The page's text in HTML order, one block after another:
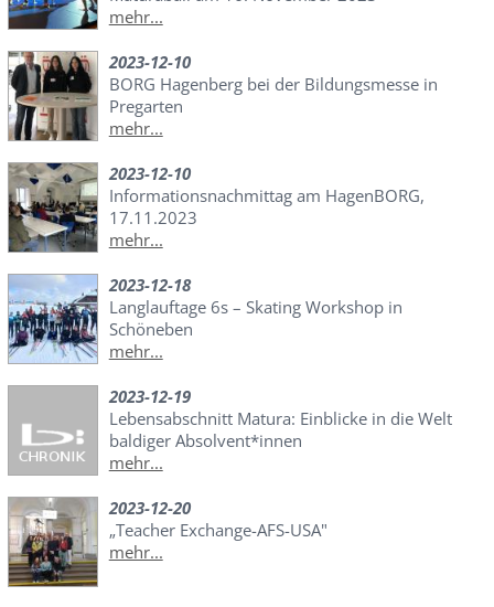
mehr...
2023-12-10
BORG Hagenberg bei der Bildungsmesse in
Pregarten
mehr...
2023-12-10
Informationsnachmittag am HagenBORG,
17.11.2023
mehr...
2023-12-18
Langlauftage 6s – Skating Workshop in
Schöneben
mehr...
2023-12-19
Lebensabschnitt Matura: Einblicke in die Welt
baldiger Absolvent*innen
mehr...
2023-12-20
„Teacher Exchange-AFS-USA"
mehr...